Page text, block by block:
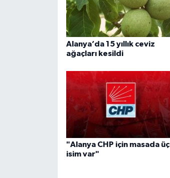
Alanya’da 15 yıllık ceviz
ağaçları kesildi
"Alanya CHP için masada üç
isim var"